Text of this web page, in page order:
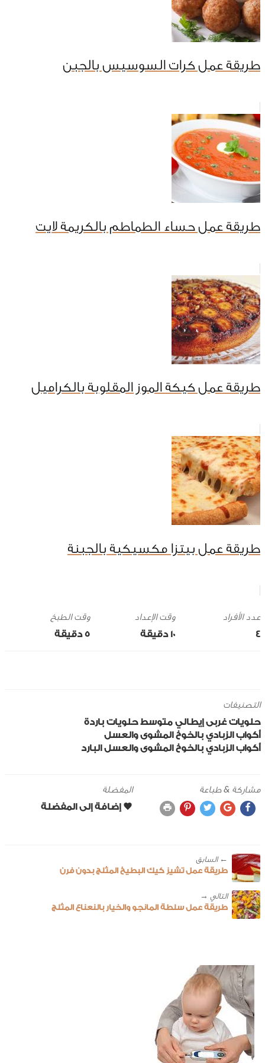
طريقة عمل كرات السوسيس بالجبن
طريقة عمل حساء الطماطم بالكريمة لايت
طريقة عمل كيكة الموز المقلوبة بالكراميل
طريقة عمل بيتزا مكسيكية بالجبنة
4
وقت الإعداد
10 ‎دقيقة
وقت الطبخ
5 ‎دقيقة
التصنيفات
حلويات غربى إيطالي متوسط حلويات باردة
أكواب الزبادي بالخوخ المشوى والعسل
أكواب الزبادي بالخوخ المشوى والعسل البارد
مشاركة & طباعة المفضلة
← ‎السابق
طريقة عمل تشيز كيك البطيخ المثلج بدون فرن
طريقة عمل سلطة المانجو والخيار بالنعناع المثلج